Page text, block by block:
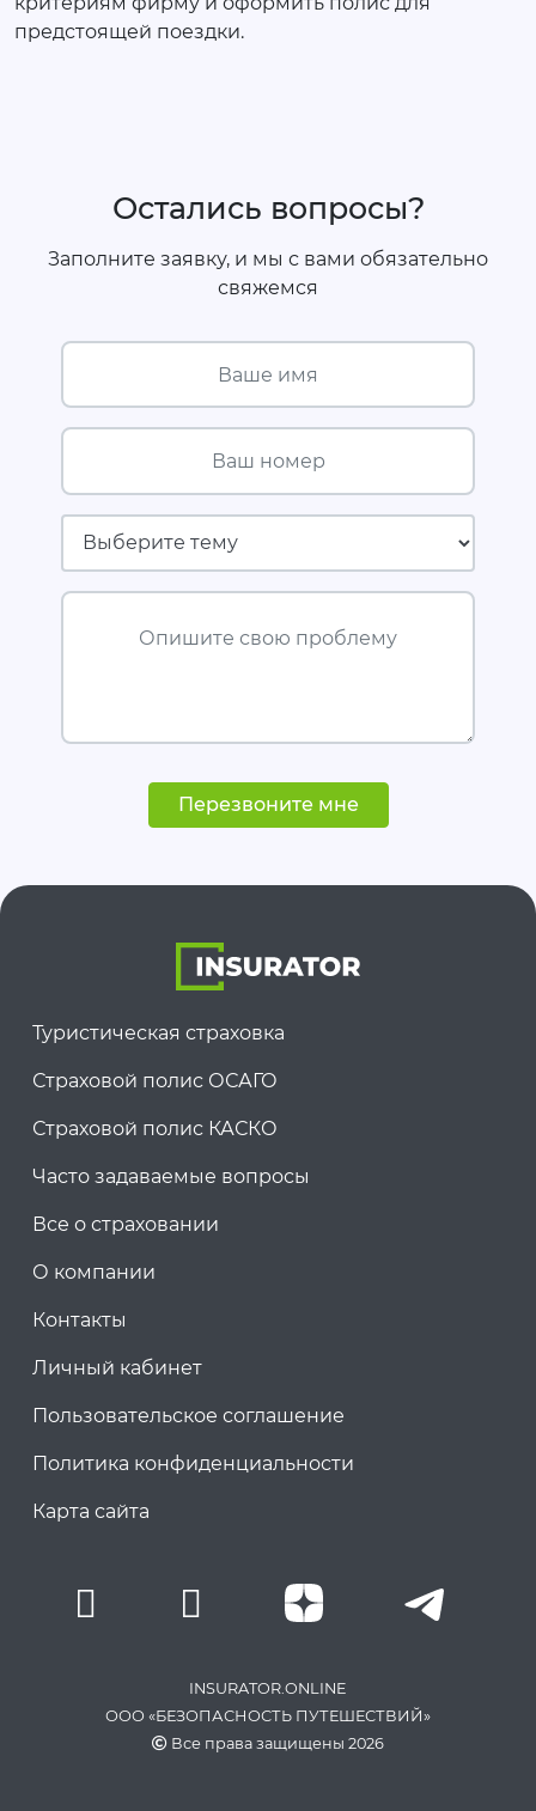
предстоящей поездки.
Остались вопросы?
Заполните заявку, и мы с вами обязательно
свяжемся
Ваше имя
Ваш номер
Страховая компания
Опишите свою проблему
Перезвоните мне
Туристическая страховка
Страховой полис ОСАГО
Страховой полис КАСКО
Часто задаваемые вопросы
Все о страховании
О компании
Контакты
Личный кабинет
Пользовательское соглашение
Политика конфиденциальности
Карта сайта
INSURATOR.ONLINE
ООО «БЕЗОПАСНОСТЬ ПУТЕШЕСТВИЙ»
Все права защищены 2026